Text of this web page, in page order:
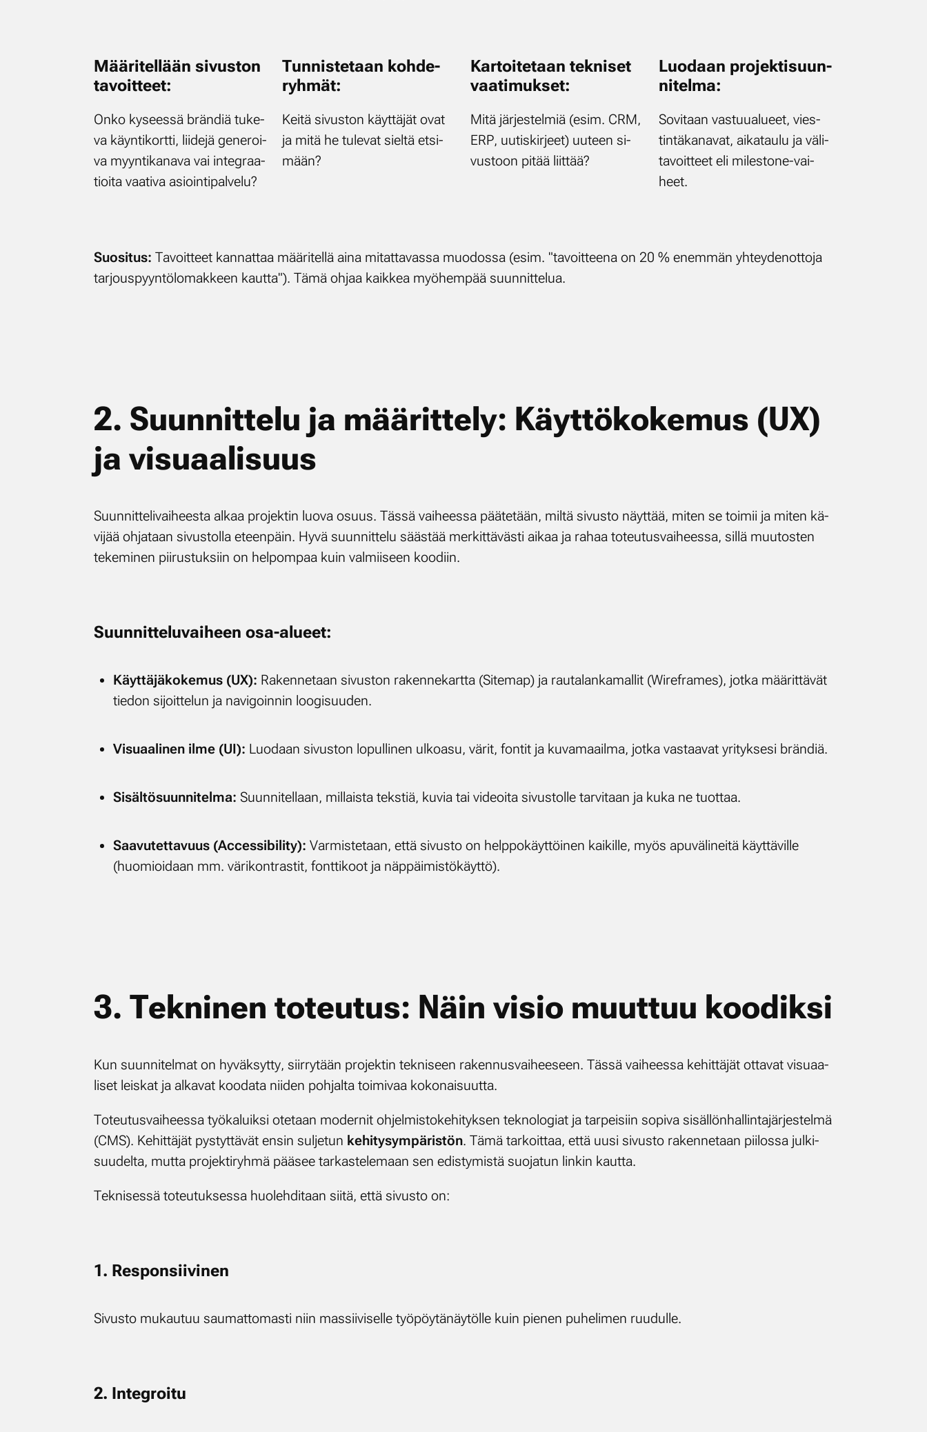
Mää­ri­tel­lään si­vus­ton
ta­voit­teet:
On­ko ky­sees­sä brän­diä tu­ke­
va käyn­ti­kort­ti, lii­de­jä ge­ne­roi­
va myyn­ti­ka­na­va vai in­te­graa­
tioi­ta vaa­ti­va asioin­ti­pal­ve­lu?
Tun­nis­te­taan koh­de­
ryh­mät:
Kei­tä si­vus­ton käyt­tä­jät ovat
ja mi­tä he tu­le­vat siel­tä et­si­
mään?
Kar­toi­te­taan tek­ni­set
vaa­ti­muk­set:
Mi­tä jär­jes­tel­miä (esim. CRM,
ERP, uu­tis­kir­jeet) uu­teen si­
vus­toon pi­tää liit­tää?
Luo­daan pro­jek­ti­suun­
ni­tel­ma:
So­vi­taan vas­tuu­alu­eet, vies­
tin­tä­ka­na­vat, ai­ka­tau­lu ja vä­li­
ta­voit­teet eli mi­les­to­ne-vai­
heet.
Suo­si­tus: Ta­voit­teet kan­nat­taa mää­ri­tel­lä ai­na mi­tat­ta­vas­sa muo­dos­sa (esim. "ta­voit­tee­na on 20 % enem­män yh­tey­den­ot­to­ja
tar­jous­pyyn­tö­lo­mak­keen kaut­ta"). Tä­mä oh­jaa kaik­kea myö­hem­pää suun­nit­te­lua.
2. Suun­nit­te­lu ja mää­rit­te­ly: Käyt­tö­ko­ke­mus (UX)
ja vi­su­aa­li­suus
Suun­nit­te­li­vai­hees­ta al­kaa pro­jek­tin luo­va osuus. Täs­sä vai­hees­sa pää­te­tään, mil­tä si­vus­to näyt­tää, mi­ten se toi­mii ja mi­ten kä­
vi­jää oh­ja­taan si­vus­tol­la eteen­päin. Hy­vä suun­nit­te­lu sääs­tää mer­kit­tä­väs­ti ai­kaa ja ra­haa to­teu­tus­vai­hees­sa, sil­lä muu­tos­ten
te­ke­mi­nen pii­rus­tuk­siin on hel­pom­paa kuin val­mii­seen koo­diin.
Suun­nit­te­lu­vai­heen osa-alu­eet:
Käyt­tä­jä­ko­ke­mus (UX): Ra­ken­ne­taan si­vus­ton ra­ken­ne­kart­ta (Si­te­map) ja rau­ta­lan­ka­mal­lit (Wi­re­fra­mes), jot­ka mää­rit­tä­vät
tie­don si­joit­te­lun ja na­vi­goin­nin loo­gi­suu­den.
Vi­su­aa­li­nen il­me (UI): Luo­daan si­vus­ton lo­pul­li­nen ul­koa­su, vä­rit, fon­tit ja ku­va­maa­il­ma, jot­ka vas­taa­vat yri­tyk­se­si brän­diä.
Si­säl­tö­suun­ni­tel­ma: Suun­ni­tel­laan, mil­lais­ta teks­tiä, ku­via tai vi­deoi­ta si­vus­tol­le tar­vi­taan ja ku­ka ne tuot­taa.
Saa­vu­tet­ta­vuus (Acces­si­bi­li­ty): Var­mis­te­taan, et­tä si­vus­to on help­po­käyt­töi­nen kai­kil­le, myös apu­vä­li­nei­tä käyt­tä­vil­le
(huo­mioi­daan mm. vä­ri­kont­ras­tit, font­ti­koot ja näp­päi­mis­tö­käyt­tö).
3. Tek­ni­nen to­teu­tus: Näin vi­sio muut­tuu koo­dik­si
Kun suun­ni­tel­mat on hy­väk­syt­ty, siir­ry­tään pro­jek­tin tek­ni­seen ra­ken­nus­vai­hee­seen. Täs­sä vai­hees­sa ke­hit­tä­jät ot­ta­vat vi­su­aa­
li­set leis­kat ja al­ka­vat koo­da­ta nii­den poh­jal­ta toi­mi­vaa ko­ko­nai­suut­ta.
To­teu­tus­vai­hees­sa työ­ka­luik­si ote­taan mo­der­nit oh­jel­mis­to­ke­hi­tyk­sen tek­no­lo­giat ja tar­pei­siin so­pi­va si­säl­lön­hal­lin­ta­jär­jes­tel­mä
(CMS). Ke­hit­tä­jät pys­tyt­tä­vät en­sin sul­je­tun ke­hi­ty­sym­pä­ris­tön. Tä­mä tar­koit­taa, et­tä uusi si­vus­to ra­ken­ne­taan pii­los­sa jul­ki­
suu­del­ta, mut­ta pro­jek­ti­ryh­mä pää­see tar­kas­te­le­maan sen edis­ty­mis­tä suo­ja­tun lin­kin kaut­ta.
Tek­ni­ses­sä to­teu­tuk­ses­sa huo­leh­di­taan sii­tä, et­tä si­vus­to on:
1. Res­pon­sii­vi­nen
Si­vus­to mu­kau­tuu sau­mat­to­mas­ti niin mas­sii­vi­sel­le työ­pöy­tä­näy­töl­le kuin pie­nen pu­he­li­men ruu­dul­le.
2. In­tegroi­tu